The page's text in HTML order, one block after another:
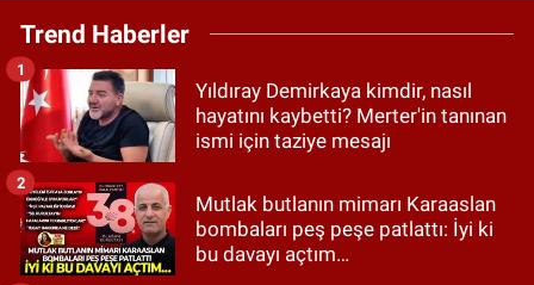
Trend Haberler
Yıldıray Demirkaya kimdir, nasıl
hayatını kaybetti? Merter'in tanınan
ismi için taziye mesajı
1
Mutlak butlanın mimarı Karaaslan
bombaları peş peşe patlattı: İyi ki
bu davayı açtım…
2